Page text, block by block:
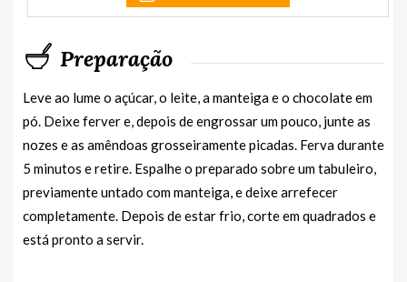
Preparação
Leve ao lume o açúcar, o leite, a manteiga e o chocolate em
pó. Deixe ferver e, depois de engrossar um pouco, junte as
nozes e as amêndoas grosseiramente picadas. Ferva durante
5 minutos e retire. Espalhe o preparado sobre um tabuleiro,
previamente untado com manteiga, e deixe arrefecer
completamente. Depois de estar frio, corte em quadrados e
está pronto a servir.